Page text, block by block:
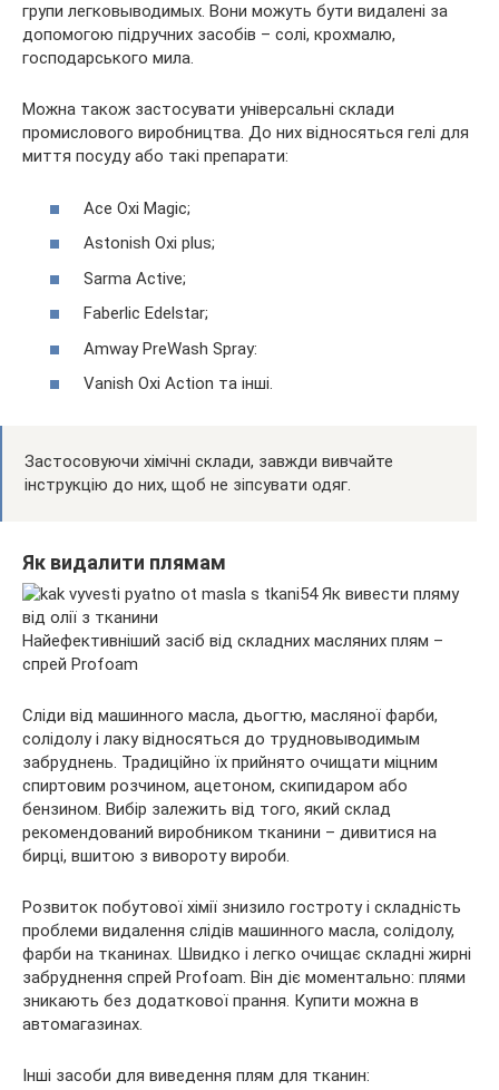
групи легковыводимых. Вони можуть бути видалені за
допомогою підручних засобів – солі, крохмалю,
господарського мила.
Можна також застосувати універсальні склади
промислового виробництва. До них відносяться гелі для
миття посуду або такі препарати:
Ace Oxi Magic;
Astonish Oxi plus;
Sarma Active;
Faberlic Edelstar;
Amway PreWash Spray:
Vanish Oxi Action та інші.
Застосовуючи хімічні склади, завжди вивчайте
інструкцію до них, щоб не зіпсувати одяг.
Як видалити плямам
Найефективніший засіб від складних масляних плям –
спрей Profoam
Сліди від машинного масла, дьогтю, масляної фарби,
солідолу і лаку відносяться до трудновыводимым
забруднень. Традиційно їх прийнято очищати міцним
спиртовим розчином, ацетоном, скипидаром або
бензином. Вибір залежить від того, який склад
рекомендований виробником тканини – дивитися на
бирці, вшитою з вивороту вироби.
Розвиток побутової хімії знизило гостроту і складність
проблеми видалення слідів машинного масла, солідолу,
фарби на тканинах. Швидко і легко очищає складні жирні
забруднення спрей Profoam. Він діє моментально: плями
зникають без додаткової прання. Купити можна в
автомагазинах.
Інші засоби для виведення плям для тканин: